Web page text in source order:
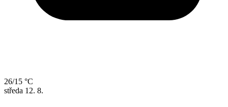
26/15 °C
středa 12. 8.